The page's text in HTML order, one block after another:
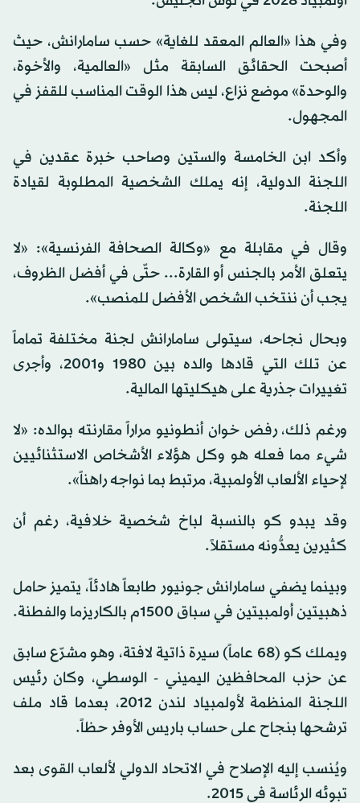
وفي هذا «العالم المعقد للغاية» حسب سامارانش، حيث
أصبحت الحقائق السابقة مثل «العالمية، والأخوة،
والوحدة» موضع نزاع، ليس هذا الوقت المناسب للقفز في
المجهول.
وأكد ابن الخامسة والستين وصاحب خبرة عقدين في
اللجنة الدولية، إنه يملك الشخصية المطلوبة لقيادة
اللجنة.
وقال في مقابلة مع «وكالة الصحافة الفرنسية»: «لا
يتعلق الأمر بالجنس أو القارة... حتّى في أفضل الظروف،
يجب أن ننتخب الشخص الأفضل للمنصب».
وبحال نجاحه، سيتولى سامارانش لجنة مختلفة تماماً
عن تلك التي قادها والده بين 1980 و2001، وأجرى
تغييرات جذرية على هيكليتها المالية.
ورغم ذلك، رفض خوان أنطونيو مراراً مقارنته بوالده: «لا
شيء مما فعله هو وكل هؤلاء الأشخاص الاستثنائيين
لإحياء الألعاب الأولمبية، مرتبط بما نواجه راهناً».
وقد يبدو كو بالنسبة لباخ شخصية خلافية، رغم أن
كثيرين يعدُّونه مستقلاً.
وبينما يضفي سامارانش جونيور طابعاً هادئاً، يتميز حامل
ذهبيتين أولمبيتين في سباق 1500م بالكاريزما والفطنة.
ويملك كو (68 عاماً) سيرة ذاتية لافتة، وهو مشرّع سابق
عن حزب المحافظين اليميني - الوسطي، وكان رئيس
اللجنة المنظمة لأولمبياد لندن 2012، بعدما قاد ملف
ترشحها بنجاح على حساب باريس الأوفر حظاً.
ويُنسب إليه الإصلاح في الاتحاد الدولي لألعاب القوى بعد
تبوئه الرئاسة في 2015.